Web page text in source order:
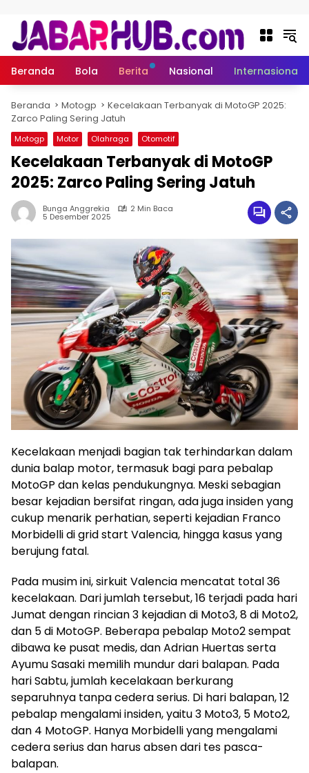
Beranda Bola Berita Nasional Internasional
Beranda Motogp
Kecelakaan Terbanyak di MotoGP 2025:
Zarco Paling Sering Jatuh
Motogp Motor Olahraga Otomotif
Kecelakaan Terbanyak di MotoGP
2025: Zarco Paling Sering Jatuh
Bunga Anggrekia 2 Min Baca
5 Desember 2025
Kecelakaan menjadi bagian tak terhindarkan dalam
dunia balap motor, termasuk bagi para pebalap
MotoGP dan kelas pendukungnya. Meski sebagian
besar kejadian bersifat ringan, ada juga insiden yang
cukup menarik perhatian, seperti kejadian Franco
Morbidelli di grid start Valencia, hingga kasus yang
berujung fatal.
Pada musim ini, sirkuit Valencia mencatat total 36
kecelakaan. Dari jumlah tersebut, 16 terjadi pada hari
Jumat dengan rincian 3 kejadian di Moto3, 8 di Moto2,
dan 5 di MotoGP. Beberapa pebalap Moto2 sempat
dibawa ke pusat medis, dan Adrian Huertas serta
Ayumu Sasaki memilih mundur dari balapan. Pada
hari Sabtu, jumlah kecelakaan berkurang
separuhnya tanpa cedera serius. Di hari balapan, 12
pebalap mengalami insiden, yaitu 3 Moto3, 5 Moto2,
dan 4 MotoGP. Hanya Morbidelli yang mengalami
cedera serius dan harus absen dari tes pasca-
balapan.